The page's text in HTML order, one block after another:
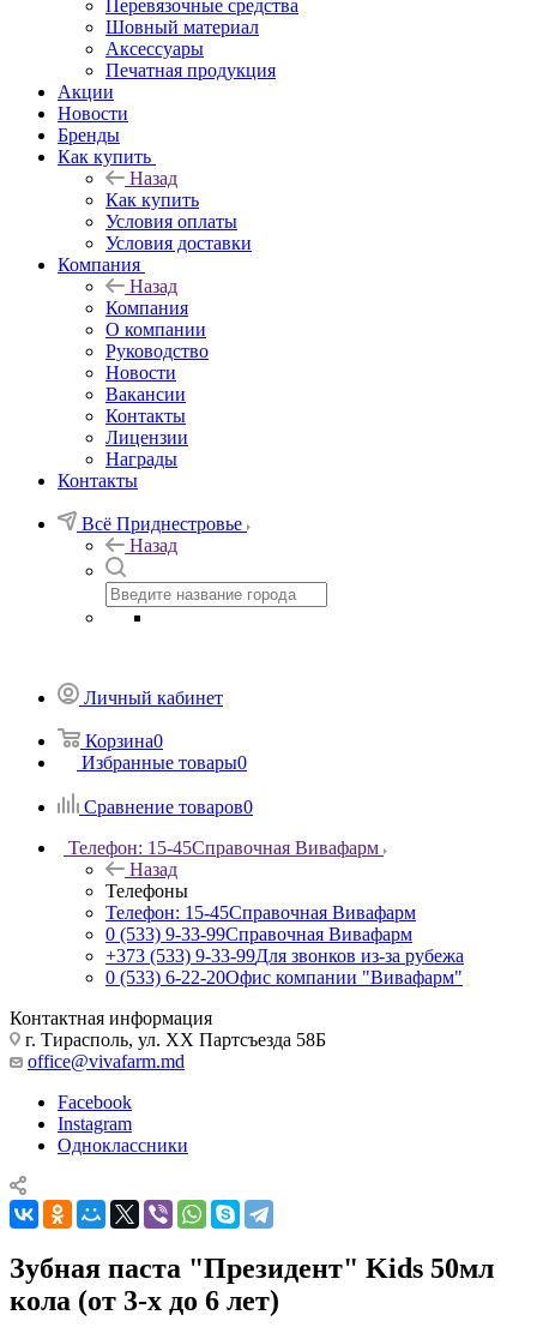
Перевязочные средства
Шовный материал
Аксессуары
Печатная продукция
Акции
Новости
Бренды
Как купить
Назад
Как купить
Условия оплаты
Условия доставки
Компания
Назад
Компания
О компании
Руководство
Новости
Вакансии
Контакты
Лицензии
Награды
Контакты
Всё Приднестровье
Назад
Личный кабинет
Корзина0
Избранные товары0
Сравнение товаров0
Телефон: 15-45Справочная Вивафарм
Назад
Телефоны
Телефон: 15-45Справочная Вивафарм
0 (533) 9-33-99Справочная Вивафарм
+373 (533) 9-33-99Для звонков из-за рубежа
0 (533) 6-22-20Офис компании "Вивафарм"
Контактная информация
г. Тирасполь, ул. ХХ Партсъезда 58Б
office@vivafarm.md
Facebook
Instagram
Одноклассники
Зубная паста "Президент" Kids 50мл
кола (от 3-х до 6 лет)